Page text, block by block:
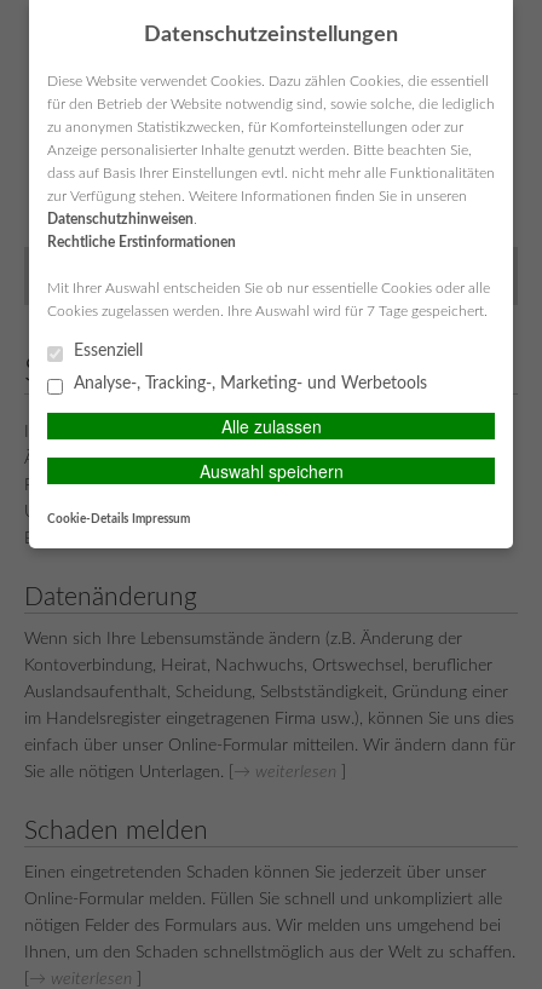
Anfahrt Kontakt Datenschutz Impressum SIMPLR-LOGIN
Service-Center
In unserem Service-Center bieten wir Ihnen die Möglichkeit uns
Änderungen Ihrer persönlichen Lebensumstände mitzuteilen.
Ferner können Sie uns unkompliziert einen Schaden melden,
Unterlagen anfordern oder auch einen unverbindlichen
Beratungstermin vereinbaren.
Datenänderung
Wenn sich Ihre Lebensumstände ändern (z.B. Änderung der
Kontoverbindung, Heirat, Nachwuchs, Ortswechsel, beruflicher
Auslandsaufenthalt, Scheidung, Selbstständigkeit, Gründung einer
im Handelsregister eingetragenen Firma usw.), können Sie uns dies
einfach über unser Online-Formular mitteilen. Wir ändern dann für
Sie alle nötigen Unterlagen. [ → weiterlesen
Schaden melden
Einen eingetretenden Schaden können Sie jederzeit über unser
Online-Formular melden. Füllen Sie schnell und unkompliziert alle
nötigen Felder des Formulars aus. Wir melden uns umgehend bei
Ihnen, um den Schaden schnellstmöglich aus der Welt zu schaffen.
→ weiterlesen
Datenschutzeinstellungen
Diese Website verwendet Cookies. Dazu zählen Cookies, die essentiell
für den Betrieb der Website notwendig sind, sowie solche, die lediglich
zu anonymen Statistikzwecken, für Komforteinstellungen oder zur
Anzeige personalisierter Inhalte genutzt werden. Bitte beachten Sie,
dass auf Basis Ihrer Einstellungen evtl. nicht mehr alle Funktionalitäten
zur Verfügung stehen. Weitere Informationen finden Sie in unseren
Datenschutzhinweisen
Rechtliche Erstinformationen
Mit Ihrer Auswahl entscheiden Sie ob nur essentielle Cookies oder alle
Cookies zugelassen werden. Ihre Auswahl wird für 7 Tage gespeichert.
Essenziell
Analyse-, Tracking-, Marketing- und Werbetools
Alle zulassen
Auswahl speichern
Cookie-Details Impressum